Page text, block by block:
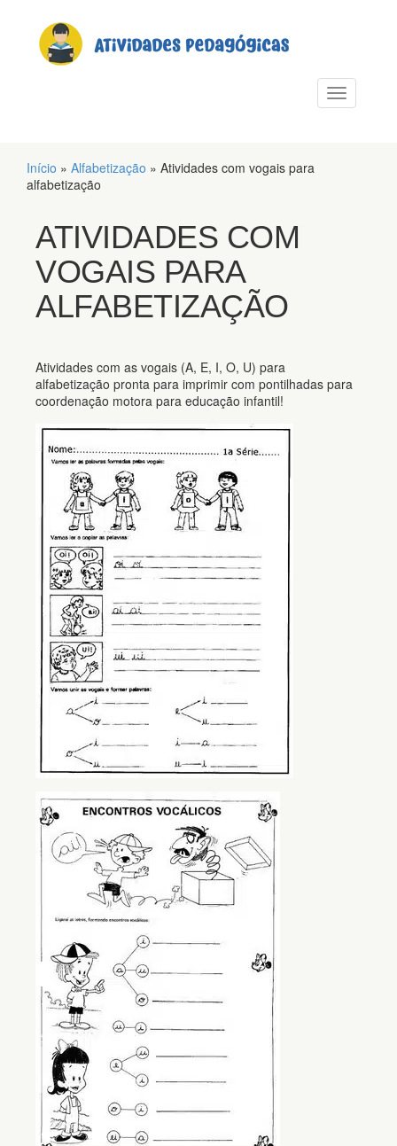
Alternar
Início » Alfabetização » Atividades com vogais para
alfabetização
ATIVIDADES COM
VOGAIS PARA
ALFABETIZAÇÃO
Atividades com as vogais (A, E, I, O, U) para
alfabetização pronta para imprimir com pontilhadas para
coordenação motora para educação infantil!